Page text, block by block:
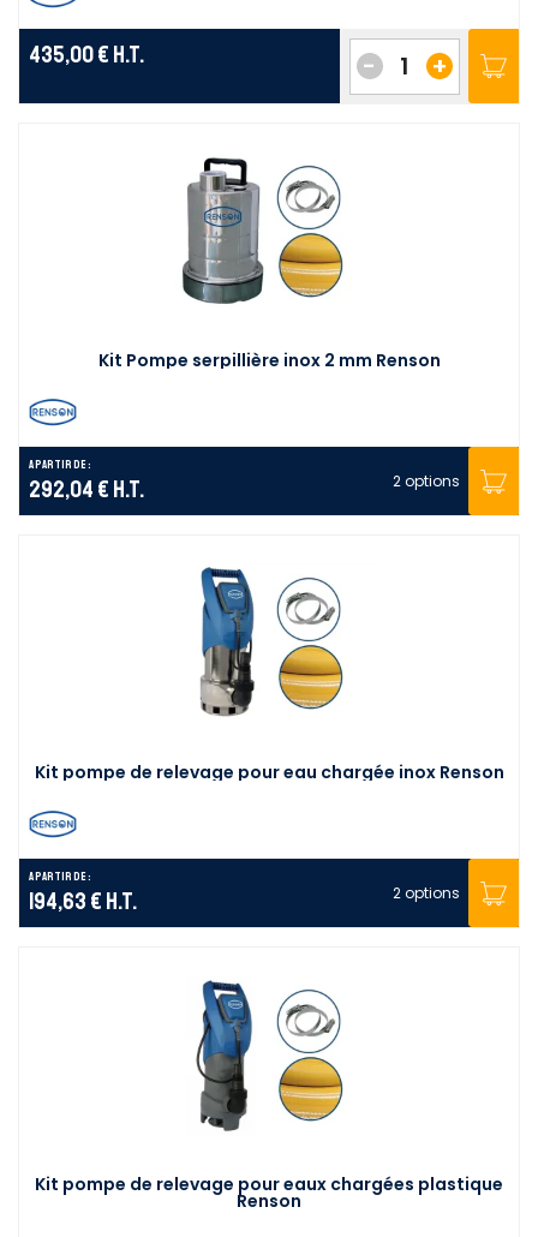
435,00 € H.T. +
-
Kit Pompe serpillière inox 2 mm Renson
A partir de :
292,04 € H.T. 2 options
Kit pompe de relevage pour eau chargée inox Renson
A partir de :
194,63 € H.T. 2 options
Kit pompe de relevage pour eaux chargées plastique
Renson